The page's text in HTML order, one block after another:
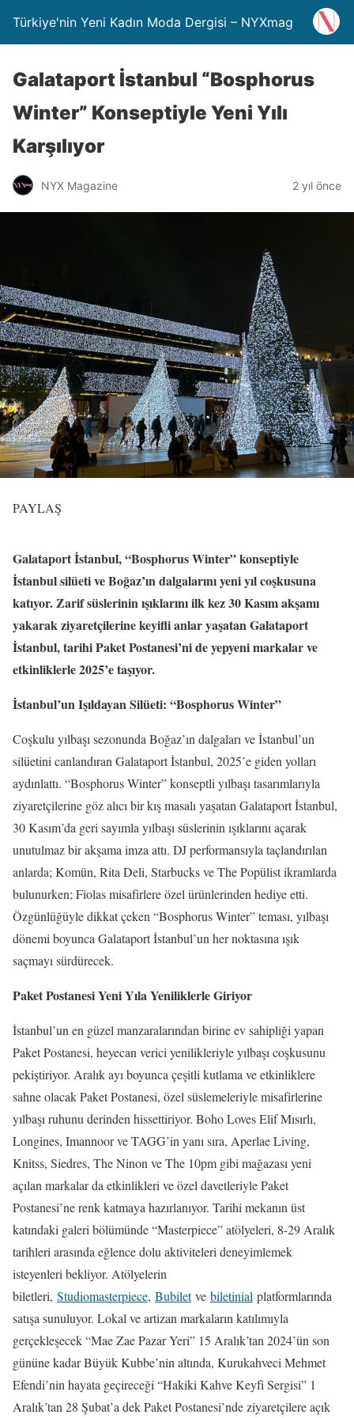
Türkiye'nin Yeni Kadın Moda Dergisi – NYXmag
Galataport İstanbul “Bosphorus
Winter” Konseptiyle Yeni Yılı
Karşılıyor
NYX Magazine 2 yıl önce
PAYLAŞ
Galataport İstanbul, “Bosphorus Winter” konseptiyle
İstanbul silüeti ve Boğaz’ın dalgalarını yeni yıl coşkusuna
katıyor. Zarif süslerinin ışıklarını ilk kez 30 Kasım akşamı
yakarak ziyaretçilerine keyifli anlar yaşatan Galataport
İstanbul, tarihi Paket Postanesi’ni de yepyeni markalar ve
etkinliklerle 2025’e taşıyor.
İstanbul’un Işıldayan Silüeti: “Bosphorus Winter”
Coşkulu yılbaşı sezonunda Boğaz’ın dalgaları ve İstanbul’un
silüetini canlandıran Galataport İstanbul, 2025’e giden yolları
aydınlattı. “Bosphorus Winter” konseptli yılbaşı tasarımlarıyla
ziyaretçilerine göz alıcı bir kış masalı yaşatan Galataport İstanbul,
30 Kasım’da geri sayımla yılbaşı süslerinin ışıklarını açarak
unutulmaz bir akşama imza attı. DJ performansıyla taçlandırılan
anlarda; Komün, Rita Deli, Starbucks ve The Popülist ikramlarda
bulunurken; Fiolas misafirlere özel ürünlerinden hediye etti.
Özgünlüğüyle dikkat çeken “Bosphorus Winter” teması, yılbaşı
dönemi boyunca Galataport İstanbul’un her noktasına ışık
saçmayı sürdürecek.
Paket Postanesi Yeni Yıla Yeniliklerle Giriyor
İstanbul’un en güzel manzaralarından birine ev sahipliği yapan
Paket Postanesi, heyecan verici yenilikleriyle yılbaşı coşkusunu
pekiştiriyor. Aralık ayı boyunca çeşitli kutlama ve etkinliklere
sahne olacak Paket Postanesi, özel süslemeleriyle misafirlerine
yılbaşı ruhunu derinden hissettiriyor. Boho Loves Elif Mısırlı,
Longines, Imannoor ve TAGG’in yanı sıra, Aperlae Living,
Knitss, Siedres, The Ninon ve The 10pm gibi mağazası yeni
açılan markalar da etkinlikleri ve özel davetleriyle Paket
Postanesi’ne renk katmaya hazırlanıyor. Tarihi mekanın üst
katındaki galeri bölümünde “Masterpiece” atölyeleri, 8-29 Aralık
tarihleri arasında eğlence dolu aktiviteleri deneyimlemek
isteyenleri bekliyor. Atölyelerin
biletleri, Studiomasterpiece, Bubiletve biletinial platformlarında
satışa sunuluyor. Lokal ve artizan markaların katılımıyla
gerçekleşecek “Mae Zae Pazar Yeri” 15 Aralık’tan 2024’ün son
gününe kadar Büyük Kubbe’nin altında, Kurukahveci Mehmet
Efendi’nin hayata geçireceği “Hakiki Kahve Keyfi Sergisi” 1
Aralık’tan 28 Şubat’a dek Paket Postanesi’nde ziyaretçilere açık